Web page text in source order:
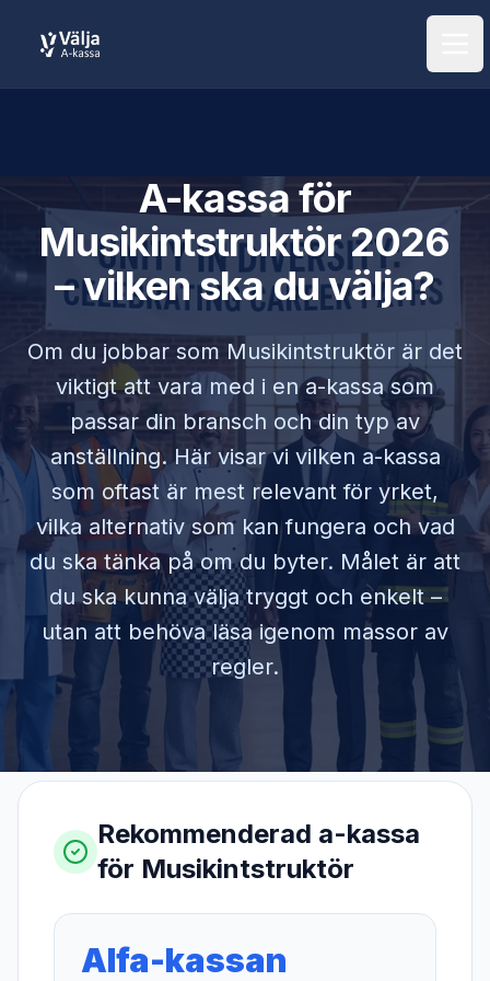
A-kassa för
Musikintstruktör2026
– vilken ska du välja?
Om du jobbar som Musikintstruktör är det
viktigt att vara med i en a-kassa som
passar din bransch och din typ av
anställning. Här visar vi vilken a-kassa
som oftast är mest relevant för yrket,
vilka alternativ som kan fungera och vad
du ska tänka på om du byter. Målet är att
du ska kunna välja tryggt och enkelt –
utan att behöva läsa igenom massor av
regler.
Rekommenderad a-kassa
för Musikintstruktör
Alfa-kassan